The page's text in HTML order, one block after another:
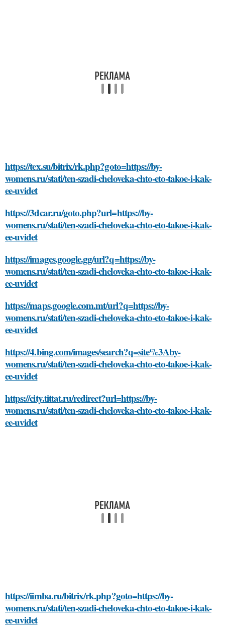
https://tex.su/bitrix/rk.php?goto=https://by-
womens.ru/stati/ten-szadi-cheloveka-chto-eto-takoe-i-kak-
ee-uvidet
https://3dcar.ru/goto.php?url=https://by-
womens.ru/stati/ten-szadi-cheloveka-chto-eto-takoe-i-kak-
ee-uvidet
https://images.google.gg/url?q=https://by-
womens.ru/stati/ten-szadi-cheloveka-chto-eto-takoe-i-kak-
ee-uvidet
https://maps.google.com.mt/url?q=https://by-
womens.ru/stati/ten-szadi-cheloveka-chto-eto-takoe-i-kak-
ee-uvidet
https://4.bing.com/images/search?q=site%3Aby-
womens.ru/stati/ten-szadi-cheloveka-chto-eto-takoe-i-kak-
ee-uvidet
https://city.tittat.ru/redirect?url=https://by-
womens.ru/stati/ten-szadi-cheloveka-chto-eto-takoe-i-kak-
ee-uvidet
https://iimba.ru/bitrix/rk.php?goto=https://by-
womens.ru/stati/ten-szadi-cheloveka-chto-eto-takoe-i-kak-
ee-uvidet